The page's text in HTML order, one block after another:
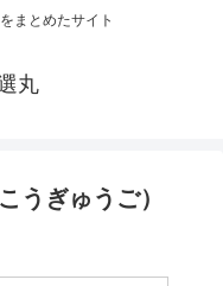
まとめたサイト
丸
うぎゅうご）